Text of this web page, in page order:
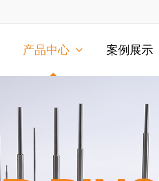
产品中心 案例展示